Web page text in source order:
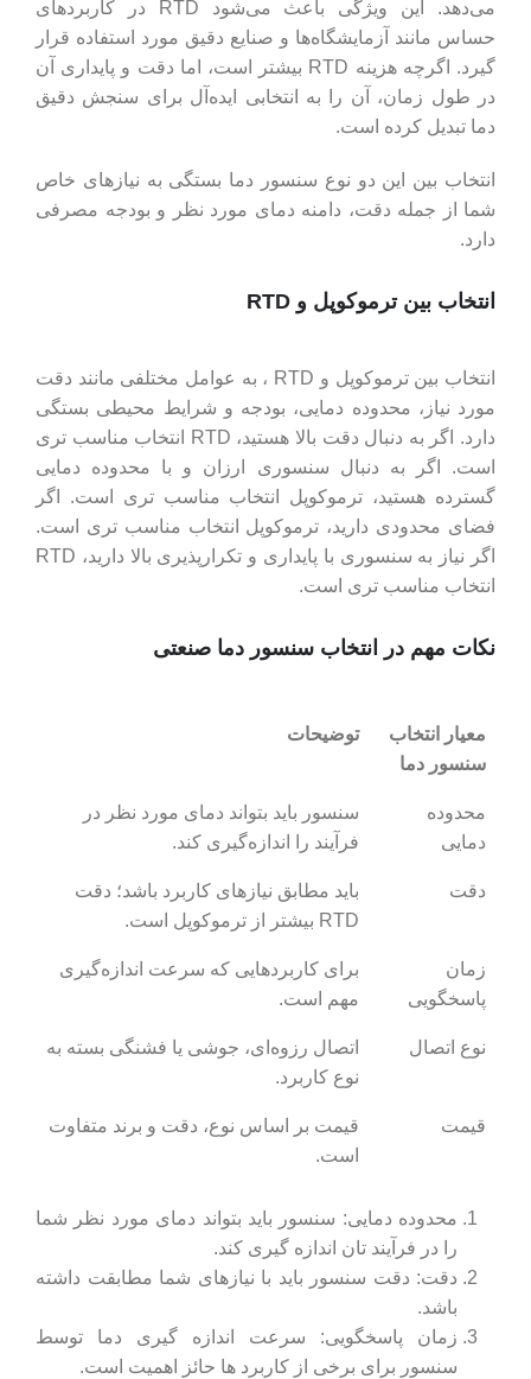
می‌دهد. این ویژگی باعث می‌شود RTD در کاربردهای
حساس مانند آزمایشگاه‌ها و صنایع دقیق مورد استفاده قرار
گیرد. اگرچه هزینه RTD بیشتر است، اما دقت و پایداری آن
در طول زمان، آن را به انتخابی ایده‌آل برای سنجش دقیق
دما تبدیل کرده است.
انتخاب بین این دو نوع سنسور دما بستگی به نیازهای خاص
شما از جمله دقت، دامنه دمای مورد نظر و بودجه مصرفی
دارد.
انتخاب بین ترموکوپل و RTD
انتخاب بین ترموکوپل و RTD ، به عوامل مختلفی مانند دقت
مورد نیاز، محدوده دمایی، بودجه و شرایط محیطی بستگی
دارد. اگر به دنبال دقت بالا هستید، RTD انتخاب مناسب ‌تری
است. اگر به دنبال سنسوری ارزان و با محدوده دمایی
گسترده هستید، ترموکوپل انتخاب مناسب ‌تری است. اگر
فضای محدودی دارید، ترموکوپل انتخاب مناسب ‌تری است.
اگر نیاز به سنسوری با پایداری و تکرارپذیری بالا دارید، RTD
انتخاب مناسب ‌تری است.
نکات مهم در انتخاب سنسور دما صنعتی
معیار انتخاب
سنسور دما
توضیحات
محدوده
دمایی
سنسور باید بتواند دمای مورد نظر در
فرآیند را اندازه‌گیری کند.
دقت
باید مطابق نیازهای کاربرد باشد؛ دقت
RTD بیشتر از ترموکوپل است.
زمان
پاسخگویی
برای کاربردهایی که سرعت اندازه‌گیری
مهم است.
نوع اتصال
اتصال رزوه‌ای، جوشی یا فشنگی بسته به
نوع کاربرد.
قیمت
قیمت بر اساس نوع، دقت و برند متفاوت
است.
محدوده دمایی: سنسور باید بتواند دمای مورد نظر شما
را در فرآیند تان اندازه ‌گیری کند.
دقت: دقت سنسور باید با نیازهای شما مطابقت داشته
باشد.
زمان پاسخگویی: سرعت اندازه‌ گیری دما توسط
سنسور برای برخی از کاربرد ها حائز اهمیت است.